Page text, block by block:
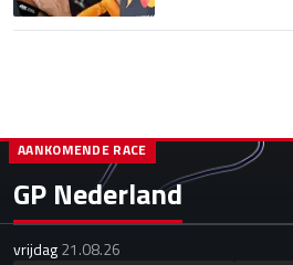
GP Nederland
AANKOMENDE RACE
vrijdag21.08.26